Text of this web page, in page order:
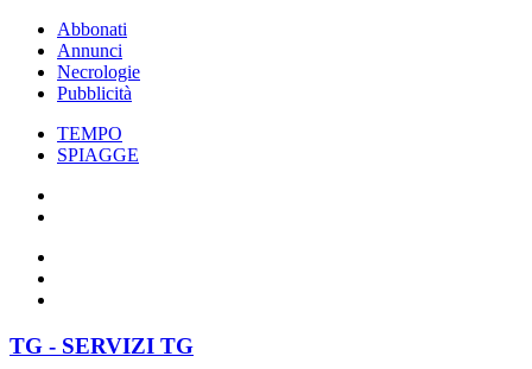
Abbonati
Annunci
Necrologie
Pubblicità
TEMPO
SPIAGGE
TG - SERVIZI TG